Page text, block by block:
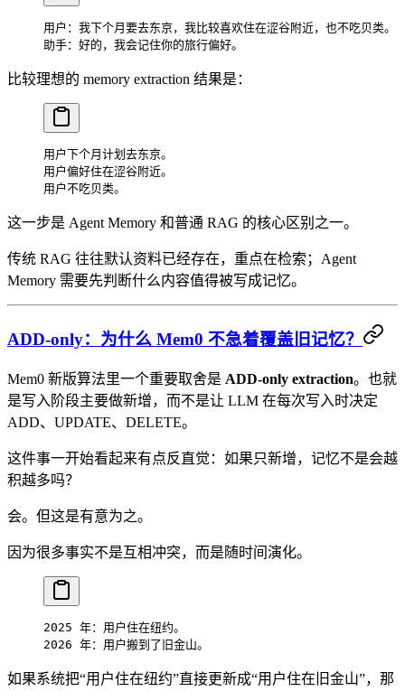
用户：我下个月要去东京，我比较喜欢住在涩谷附近，也不吃贝类。
助手：好的，我会记住你的旅行偏好。
比较理想的 memory extraction 结果是：
用户下个月计划去东京。
用户偏好住在涩谷附近。
用户不吃贝类。
这一步是 Agent Memory 和普通 RAG 的核心区别之一。
传统 RAG 往往默认资料已经存在，重点在检索；Agent
Memory 需要先判断什么内容值得被写成记忆。
ADD-only：为什么 Mem0 不急着覆盖旧记忆？
Mem0 新版算法里一个重要取舍是 ADD-only extraction。也就
是写入阶段主要做新增，而不是让 LLM 在每次写入时决定
ADD、UPDATE、DELETE。
这件事一开始看起来有点反直觉：如果只新增，记忆不是会越
积越多吗？
会。但这是有意为之。
因为很多事实不是互相冲突，而是随时间演化。
2025 年：用户住在纽约。
2026 年：用户搬到了旧金山。
如果系统把“用户住在纽约”直接更新成“用户住在旧金山”，那